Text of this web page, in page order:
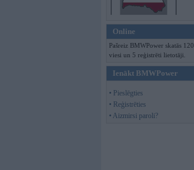
Online
Pašreiz BMWPower skatās 120
viesi un 5 reģistrēti lietotāji.
Ienākt BMWPower
• Pieslēgties
• Reģistrēties
• Aizmirsi paroli?